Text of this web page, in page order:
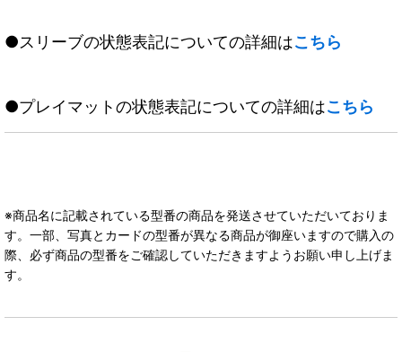
●スリーブの状態表記についての詳細はこちら
●プレイマットの状態表記についての詳細はこちら
※商品名に記載されている型番の商品を発送させていただいておりま
す。一部、写真とカードの型番が異なる商品が御座いますので購入の
際、必ず商品の型番をご確認していただきますようお願い申し上げま
す。